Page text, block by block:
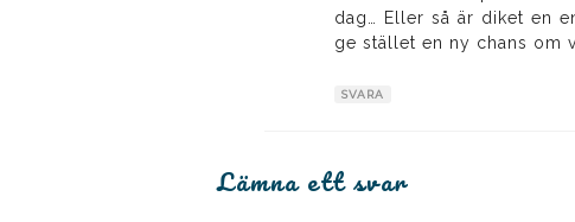
dag… Eller så är diket en
ge stället en ny chans om
SVARA
Lämna ett svar